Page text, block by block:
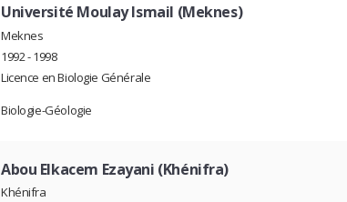
Université Moulay Ismail (Meknes)
Meknes
1992 - 1998
Licence en Biologie Générale
Biologie-Géologie
Abou Elkacem Ezayani (Khénifra)
Khénifra